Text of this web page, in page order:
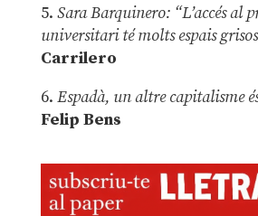
5. Sara Barquinero: “L’accés al
universitari té molts espais
Carrilero
6. Espadà, un altre capitalisme
Felip Bens